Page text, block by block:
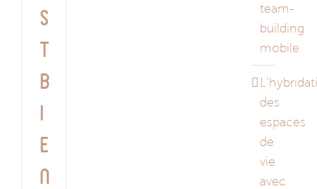
s
t
b
e
n
team-
building
mobile
des
espaces
de
vie
avec